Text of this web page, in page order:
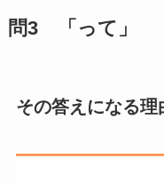
問3 「って」
その答えになる理